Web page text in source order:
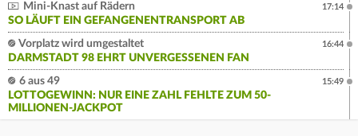
Mini-Knast auf Rädern
SO LÄUFT EIN GEFANGENENTRANSPORT AB
17:14
Vorplatz wird umgestaltet
DARMSTADT 98 EHRT UNVERGESSENEN FAN
16:44
6 aus 49
LOTTOGEWINN: NUR EINE ZAHL FEHLTE ZUM 50-
MILLIONEN-JACKPOT
15:49